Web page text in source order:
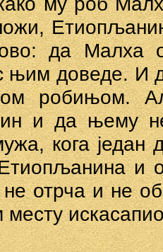
да Малха
њим доведе. И
робињом.
и да њему
кога један
Етиопљанина
отрча и не
месту